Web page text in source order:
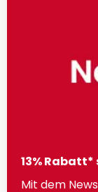
13% Rabatt*
Mit dem